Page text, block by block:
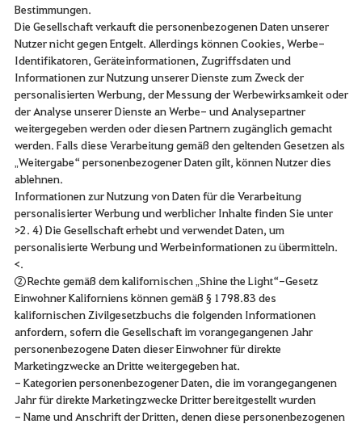
Bestimmungen.
Die Gesellschaft verkauft die personenbezogenen Daten unserer
Nutzer nicht gegen Entgelt. Allerdings können Cookies, Werbe-
Identifikatoren, Geräteinformationen, Zugriffsdaten und
Informationen zur Nutzung unserer Dienste zum Zweck der
personalisierten Werbung, der Messung der Werbewirksamkeit oder
der Analyse unserer Dienste an Werbe- und Analysepartner
weitergegeben werden oder diesen Partnern zugänglich gemacht
werden. Falls diese Verarbeitung gemäß den geltenden Gesetzen als
„Weitergabe“ personenbezogener Daten gilt, können Nutzer dies
ablehnen.
Informationen zur Nutzung von Daten für die Verarbeitung
personalisierter Werbung und werblicher Inhalte finden Sie unter
>2. 4) Die Gesellschaft erhebt und verwendet Daten, um
personalisierte Werbung und Werbeinformationen zu übermitteln.
<.
② Rechte gemäß dem kalifornischen „Shine the Light“-Gesetz
Einwohner Kaliforniens können gemäß § 1798.83 des
kalifornischen Zivilgesetzbuchs die folgenden Informationen
anfordern, sofern die Gesellschaft im vorangegangenen Jahr
personenbezogene Daten dieser Einwohner für direkte
Marketingzwecke an Dritte weitergegeben hat.
- Kategorien personenbezogener Daten, die im vorangegangenen
Jahr für direkte Marketingzwecke Dritter bereitgestellt wurden
- Name und Anschrift der Dritten, denen diese personenbezogenen